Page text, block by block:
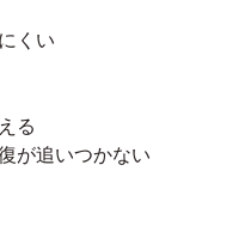
くい
る
が追いつかない